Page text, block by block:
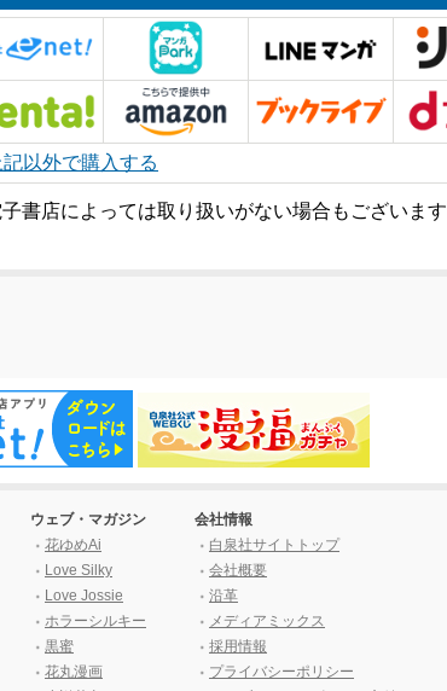
以外で購入する
書店によっては取り扱いがない場合もございます
ウェブ・マガジン
花ゆめAi
Love Silky
Love Jossie
ホラーシルキー
黒蜜
花丸漫画
会社情報
白泉社サイトトップ
会社概要
沿革
メディアミックス
採用情報
プライバシーポリシー